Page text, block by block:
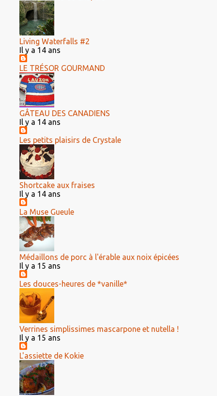
Living Waterfalls #2
Il y a 14 ans
LE TRÉSOR GOURMAND
GÂTEAU DES CANADIENS
Il y a 14 ans
Les petits plaisirs de Crystale
Shortcake aux fraises
Il y a 14 ans
La Muse Gueule
Médaillons de porc à l'érable aux noix épicées
Il y a 15 ans
Les douces-heures de *vanille*
Verrines simplissimes mascarpone et nutella !
Il y a 15 ans
L'assiette de Kokie